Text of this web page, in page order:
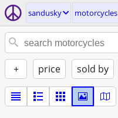
sandusky motorcycles
+ price sold by